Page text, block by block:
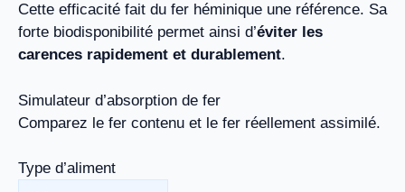
Cette efficacité fait du fer héminique une référence. Sa
forte biodisponibilité permet ainsi d’éviter les
carences rapidement et durablement.
Simulateur d’absorption de fer
Comparez le fer contenu et le fer réellement assimilé.
Type d’aliment